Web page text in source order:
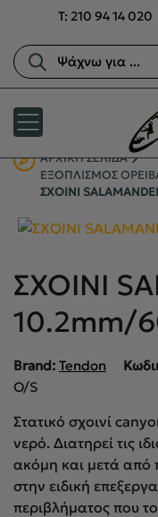
T: 210 94 14 020
Αναζήτηση
προϊόντων
ΑΡΧΙΚΉ ΣΕΛΊΔΑ
ΕΞΟΠΛΙΣΜΟΣ
ΣΧΟΙΝΙ
ΣΧΟΙΝΙ
10.2mm/
Brand: Tendon
O/S
Στατικό σχοινί
νερό. Διατηρεί τις
ακόμη και μετά από
στην ειδική
περιβλήματος που